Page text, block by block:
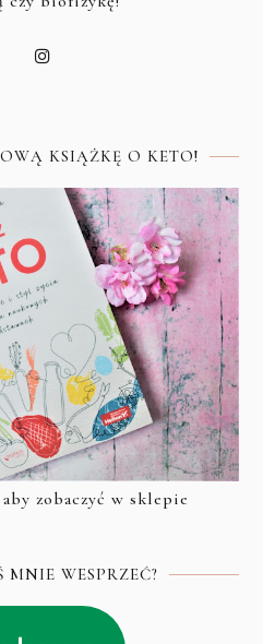
KSIĄŻKĘ O KETO!
zobaczyć w sklepie
WESPRZEĆ?